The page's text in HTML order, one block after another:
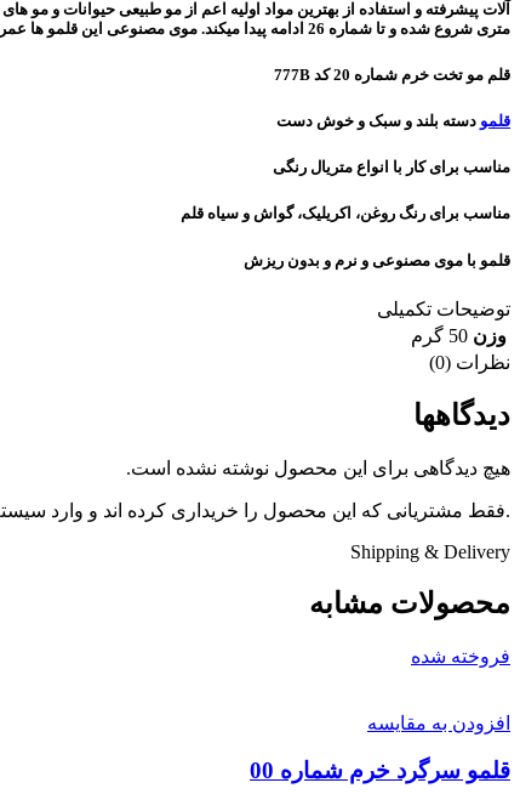
متری شروع شده و تا شماره 26 ادامه پیدا میکند. موی مصنوعی این قلمو ها عمر بالایی دارند و با نگهداری و شستشو آنها می توانید تا مدت طولانی از آن استفاده کنید.
قلم مو تخت خرم شماره 20 کد 777B
قلمو دسته بلند و سبک و خوش دست
مناسب برای کار با انواع متریال رنگی
مناسب برای رنگ روغن، اکریلیک، گواش و سیاه قلم
قلمو با موی مصنوعی و نرم و بدون ریزش
توضیحات تکمیلی
وزن 50 گرم
نظرات (0)
دیدگاهها
هیچ دیدگاهی برای این محصول نوشته نشده است.
.فقط مشتریانی که این محصول را خریداری کرده اند و وارد
Shipping & Delivery
محصولات مشابه
فروخته شده
افزودن به مقایسه
قلمو سرگرد خرم شماره 00